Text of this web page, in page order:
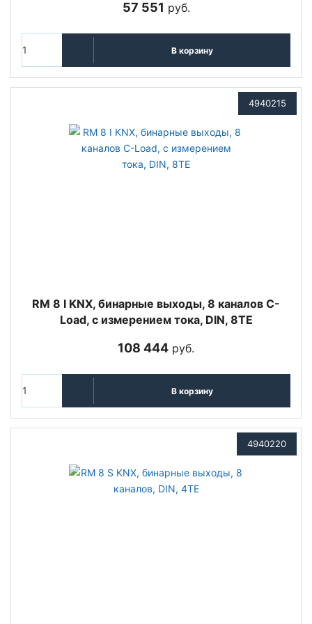
57 551 руб.
В корзину
4940215
RM 8 I KNX, бинарные выходы, 8 каналов C-
Load, с измерением тока, DIN, 8TE
108 444 руб.
В корзину
4940220